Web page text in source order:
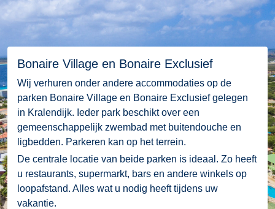
Bonaire Village en Bonaire Exclusief
Wij verhuren onder andere accommodaties op de
parken Bonaire Village en Bonaire Exclusief gelegen
in Kralendijk. Ieder park beschikt over een
gemeenschappelijk zwembad met buitendouche en
ligbedden. Parkeren kan op het terrein.
De centrale locatie van beide parken is ideaal. Zo heeft
u restaurants, supermarkt, bars en andere winkels op
loopafstand. Alles wat u nodig heeft tijdens uw
vakantie.